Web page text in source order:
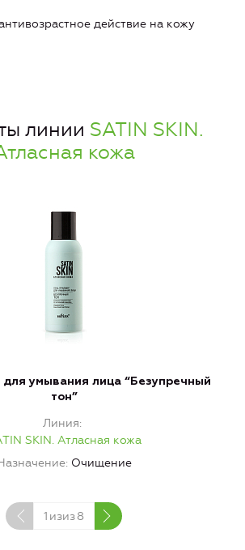
действие на кожу
линии SATIN SKIN.
кожа
для умывания лица “Безупречный
тон”
Линия
SKIN. Атласная кожа
Очищение
1 изиз8